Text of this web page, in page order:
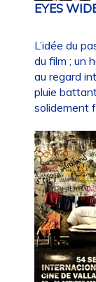
EYES
L’idée du
du film ; un
au regard
pluie
solidement